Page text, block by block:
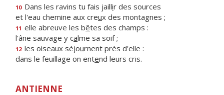
10 Dans les ravins tu fais jaillir des sources
et l'eau chemine aux creux des montagnes ;
11 elle abreuve les bêtes des champs :
l'âne sauvage y calme sa soif ;
12 les oiseaux séjournent près d'elle :
dans le feuillage on entend leurs cris.
ANTIENNE